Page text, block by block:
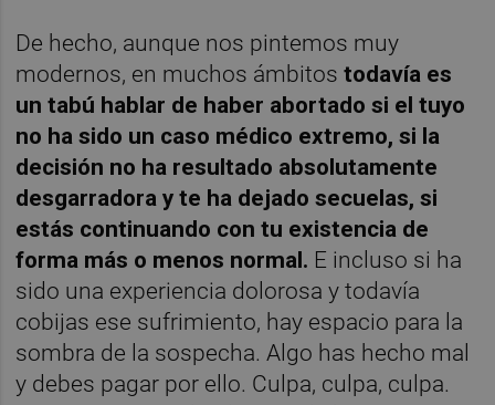
De hecho, aunque nos pintemos muy
modernos, en muchos ámbitostodavía es
un tabú hablar de haber abortado si el tuyo
no ha sido un caso médico extremo, si la
decisión no ha resultado absolutamente
desgarradora y te ha dejado secuelas, si
estás continuando con tu existencia de
forma más o menos normal. E incluso si ha
sido una experiencia dolorosa y todavía
cobijas ese sufrimiento, hay espacio para la
sombra de la sospecha. Algo has hecho mal
y debes pagar por ello. Culpa, culpa, culpa.